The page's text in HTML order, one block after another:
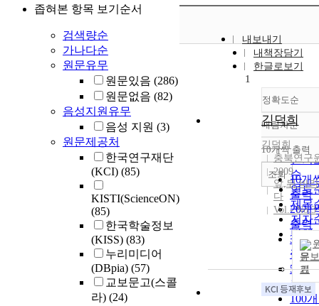
좁혀본 항목 보기순서
검색량순
가나다순
원문유무
원문있음 (286)
원문없음 (82)
음성지원유무
음성 지원 (3)
원문제공처
한국연구재단
(KCI) (85)
KISTI(ScienceON)
(85)
한국학술정보
(KISS) (83)
누리미디어
(DBpia) (57)
교보문고(스콜
라) (24)
내보내기
내책장담기
한글로보기
정확도순
정확
순
인기
순
연도
제목
저자
발행
관순
내림차순
내림
10개씩 출력
10개
출력
20개
출력
30개
출력
50개
출력
100
조회
1
김덕희
김덕희
충북연구
2009
앞,뒤 바
다
Vol.- No.3
문보
기